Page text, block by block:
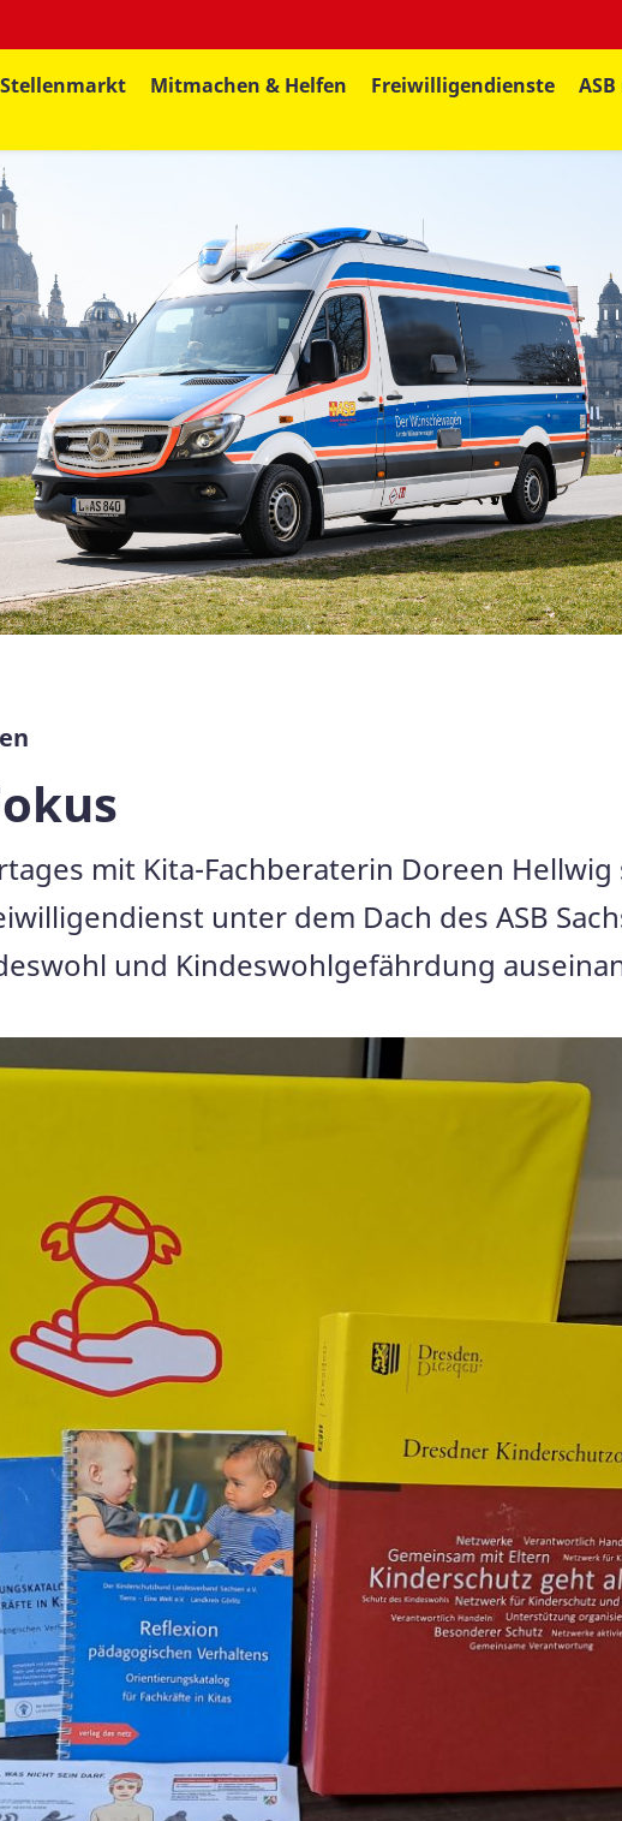
Stellenmarkt Mitmachen & Helfen Freiwilligendienste
mit Kita-Fachberaterin Doreen
unter dem Dach des ASB
und Kindeswohlgefährdung